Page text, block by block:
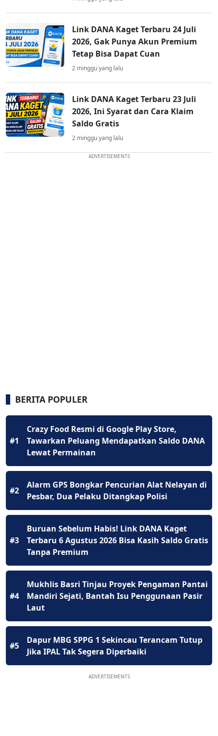
Link DANA Kaget Terbaru 24 Juli
2026, Gak Punya Akun Premium
Tetap Bisa Dapat Cuan
2 minggu yang lalu
Link DANA Kaget Terbaru 23 Juli
2026, Ini Syarat dan Cara Klaim
Saldo Gratis
2 minggu yang lalu
ADVERTISEMENTS
BERITA POPULER
#1
Crazy Food Resmi di Google Play Store,
Tawarkan Peluang Mendapatkan Saldo DANA
Lewat Permainan
#2
Alarm GPS Bongkar Pencurian Alat Nelayan di
Pesbar, Dua Pelaku Ditangkap Polisi
#3
Buruan Sebelum Habis! Link DANA Kaget
Terbaru 6 Agustus 2026 Bisa Kasih Saldo Gratis
Tanpa Premium
#4
Mukhlis Basri Tinjau Proyek Pengaman Pantai
Mandiri Sejati, Bantah Isu Penggunaan Pasir
Laut
#5
Dapur MBG SPPG 1 Sekincau Terancam Tutup
Jika IPAL Tak Segera Diperbaiki
ADVERTISEMENTS